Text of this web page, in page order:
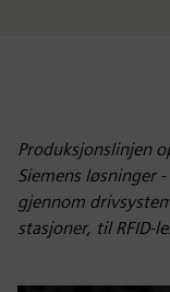
Produksjonslinjen
Siemens løsninger
gjennom
stasjoner, til RFID-